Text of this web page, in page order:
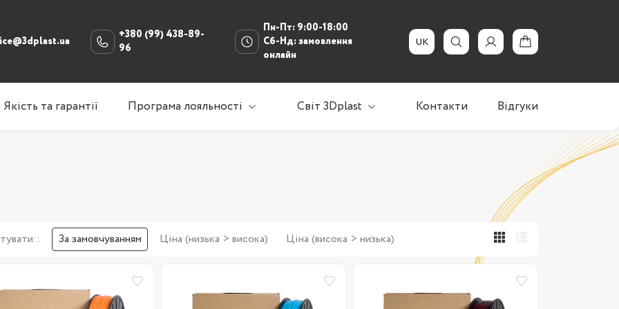
+380 (99) 438-89-
96
Пн-Пт: 9:00-18:00
Сб-Нд: замовлення
онлайн
UK
(0)
(0)
Якість та гарантії Програма лояльності Світ 3Dplast Контакти Відгуки
За замовчуванням Ціна (низька > висока) Ціна (висока > низька)